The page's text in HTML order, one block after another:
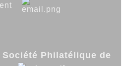
Société Philatélique de